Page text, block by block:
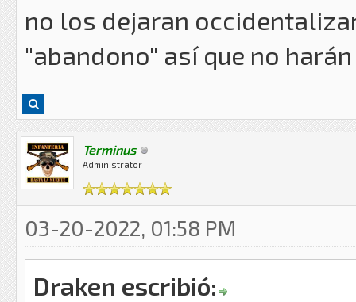
no los dejaran
"abandono" así que no
Terminus
Administrator
03-20-2022, 01:58 PM
Draken escribió: